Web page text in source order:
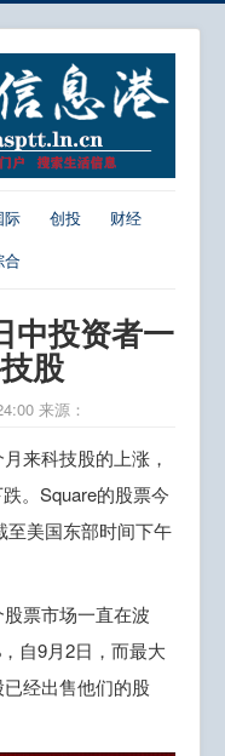
际 创投
财经
合
中投资者一
股
来源：
来科技股的上涨，
。Square的股票今
至美国东部时间下午
票市场一直在波
自9月2日，而最大
经出售他们的股